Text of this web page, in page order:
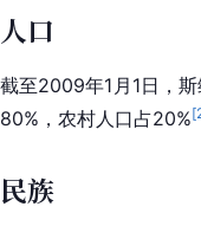
人口
截至2009年1月1日，
80%，农村人口占20%[
民族